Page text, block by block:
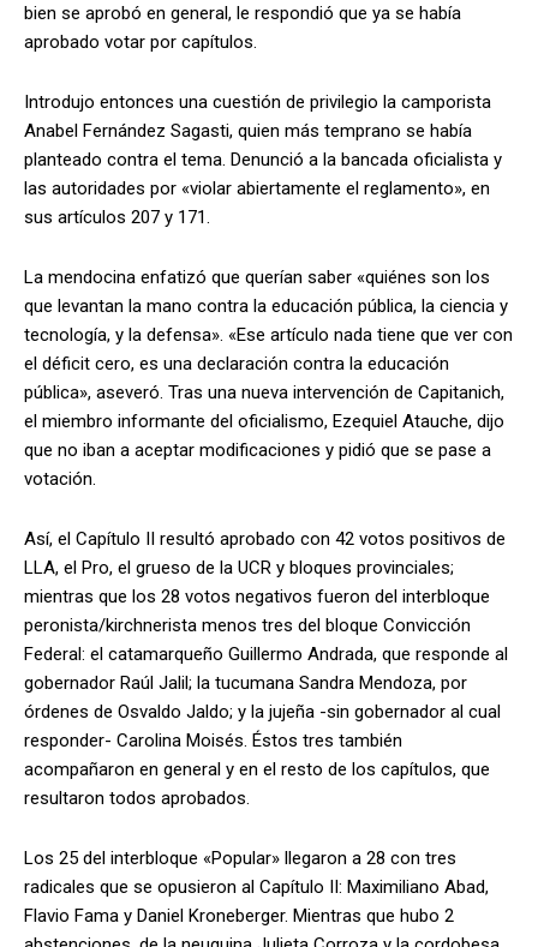
bien se aprobó en general, le respondió que ya se había
aprobado votar por capítulos.
Introdujo entonces una cuestión de privilegio la camporista
Anabel Fernández Sagasti, quien más temprano se había
planteado contra el tema. Denunció a la bancada oficialista y
las autoridades por «violar abiertamente el reglamento», en
sus artículos 207 y 171.
La mendocina enfatizó que querían saber «quiénes son los
que levantan la mano contra la educación pública, la ciencia y
tecnología, y la defensa». «Ese artículo nada tiene que ver con
el déficit cero, es una declaración contra la educación
pública», aseveró. Tras una nueva intervención de Capitanich,
el miembro informante del oficialismo, Ezequiel Atauche, dijo
que no iban a aceptar modificaciones y pidió que se pase a
votación.
Así, el Capítulo II resultó aprobado con 42 votos positivos de
LLA, el Pro, el grueso de la UCR y bloques provinciales;
mientras que los 28 votos negativos fueron del interbloque
peronista/kirchnerista menos tres del bloque Convicción
Federal: el catamarqueño Guillermo Andrada, que responde al
gobernador Raúl Jalil; la tucumana Sandra Mendoza, por
órdenes de Osvaldo Jaldo; y la jujeña -sin gobernador al cual
responder- Carolina Moisés. Éstos tres también
acompañaron en general y en el resto de los capítulos, que
resultaron todos aprobados.
Los 25 del interbloque «Popular» llegaron a 28 con tres
radicales que se opusieron al Capítulo II: Maximiliano Abad,
Flavio Fama y Daniel Kroneberger. Mientras que hubo 2